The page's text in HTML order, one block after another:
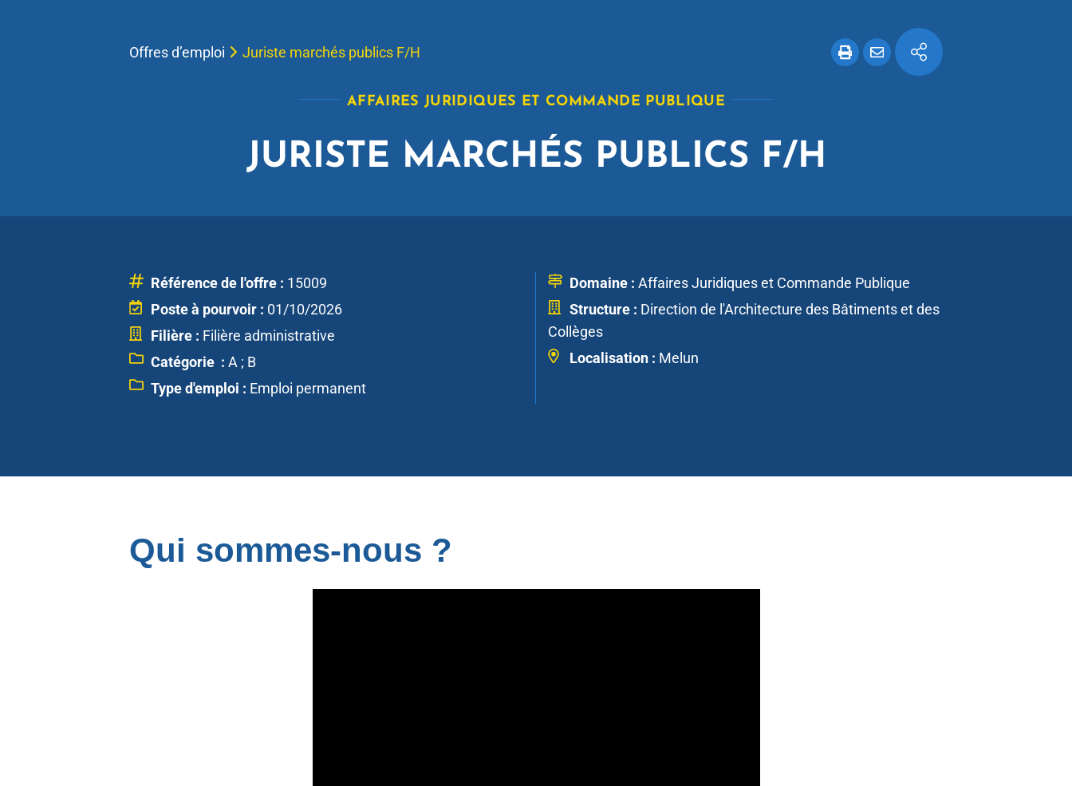
Offres d’emploi Juriste marchés publics F/H
JURISTE MARCHÉS PUBLICS F/H
AFFAIRES JURIDIQUES ET COMMANDE PUBLIQUE
Référence de l'offre : 15009
Poste à pourvoir : 01/10/2026
Filière : Filière administrative
Catégorie : A ; B
Type d'emploi : Emploi permanent
Domaine : Affaires Juridiques et Commande Publique
Structure : Direction de l'Architecture des Bâtiments et des
Collèges
Localisation : Melun
Qui sommes-nous ?